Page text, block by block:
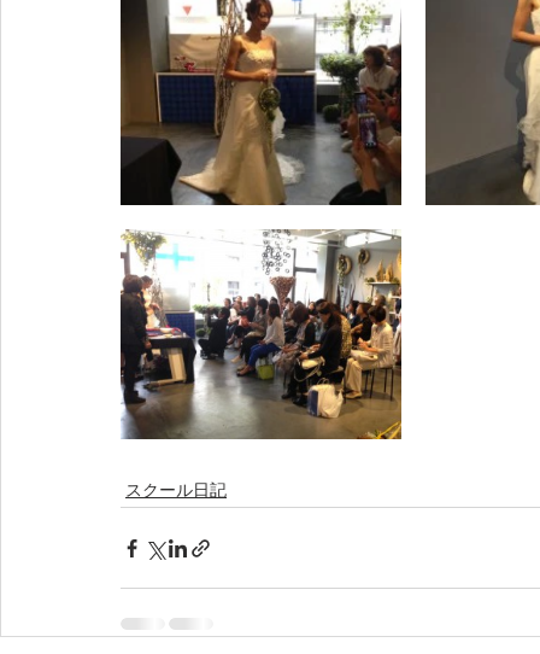
スクール日記